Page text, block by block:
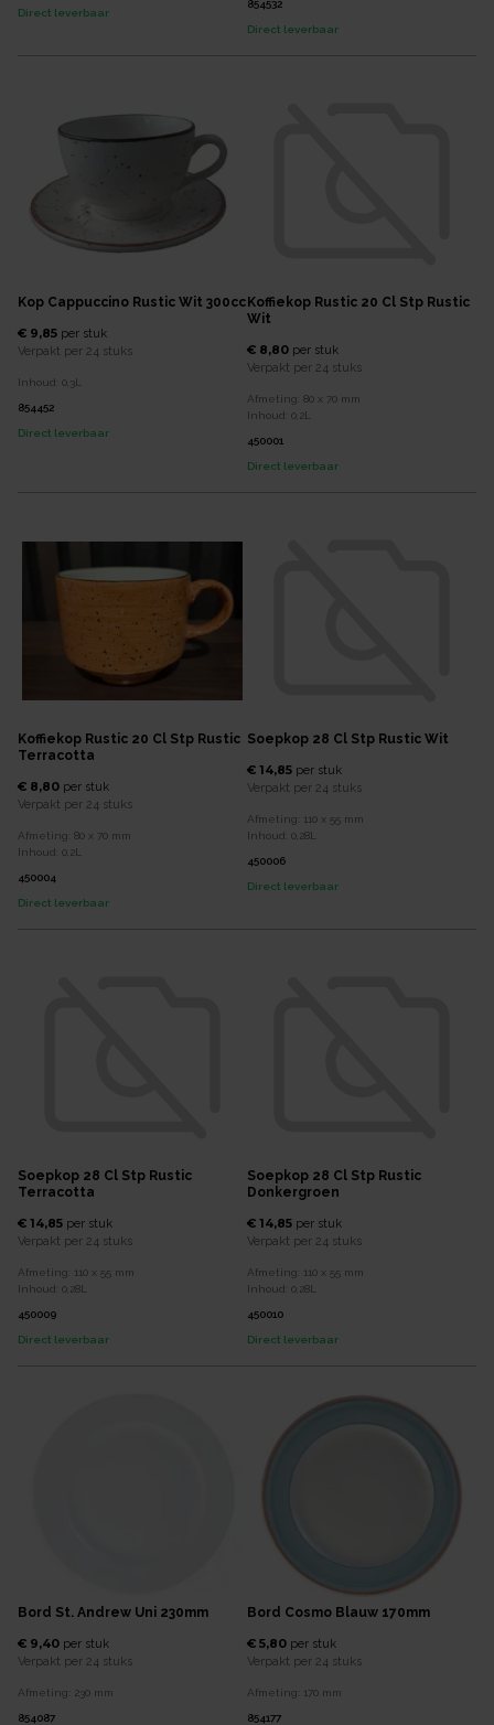
Direct leverbaar
854532
Direct leverbaar
Kop Cappuccino Rustic Wit 300cc
€ 9,85 per stuk
Verpakt per 24 stuks
Inhoud: 0,3L
854452
Direct leverbaar
Koffiekop Rustic 20 Cl Stp Rustic
Wit
€ 8,80 per stuk
Verpakt per 24 stuks
Afmeting: 80 x 70 mm
Inhoud: 0,2L
450001
Direct leverbaar
Koffiekop Rustic 20 Cl Stp Rustic
Terracotta
€ 8,80 per stuk
Verpakt per 24 stuks
Afmeting: 80 x 70 mm
Inhoud: 0,2L
450004
Direct leverbaar
Soepkop 28 Cl Stp Rustic Wit
€ 14,85 per stuk
Verpakt per 24 stuks
Afmeting: 110 x 55 mm
Inhoud: 0,28L
450006
Direct leverbaar
Soepkop 28 Cl Stp Rustic
Terracotta
€ 14,85 per stuk
Verpakt per 24 stuks
Afmeting: 110 x 55 mm
Inhoud: 0,28L
450009
Direct leverbaar
Soepkop 28 Cl Stp Rustic
Donkergroen
€ 14,85 per stuk
Verpakt per 24 stuks
Afmeting: 110 x 55 mm
Inhoud: 0,28L
450010
Direct leverbaar
Bord St. Andrew Uni 230mm
€ 9,40 per stuk
Verpakt per 24 stuks
Afmeting: 230 mm
854087
Bord Cosmo Blauw 170mm
€ 5,80 per stuk
Verpakt per 24 stuks
Afmeting: 170 mm
854177